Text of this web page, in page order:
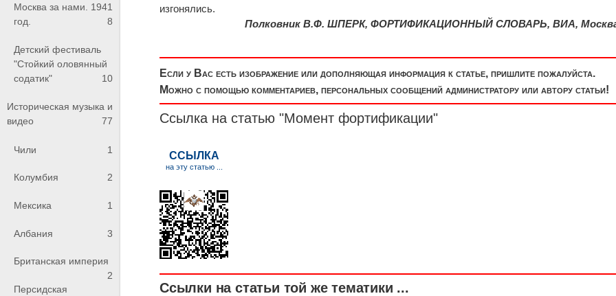
Москва за нами. 1941
год.
8
Детский фестиваль
"Стойкий оловянный
содатик"
10
Историческая музыка и
видео
77
Чили 1
Колумбия 2
Мексика 1
Албания 3
Британская империя
2
Персидская
изгонялись.
Полковник В.Ф. ШПЕРК, ФОРТИФИКАЦИОННЫЙ СЛОВАРЬ, ВИА,
Если у Вас есть изображение или дополняющая информация к статье, пришлите пожалуйста.
Можно с помощью комментариев, персональных сообщений администратору или автору статьи!
Ссылка на статью "Момент фортификации"
Ссылки на статьи той же тематики ...